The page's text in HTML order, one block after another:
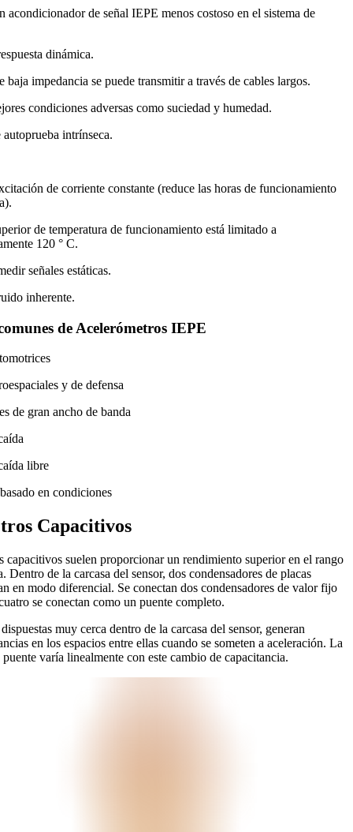
acondicionador de señal IEPE menos costoso en el sistema de
dinámica.
baja impedancia se puede transmitir a través de cables largos.
condiciones adversas como suciedad y humedad.
intrínseca.
de corriente constante (reduce las horas de funcionamiento
de temperatura de funcionamiento está limitado a
120 ° C.
señales estáticas.
inherente.
de Acelerómetros IEPE
y de defensa
de gran ancho de banda
libre
en condiciones
Capacitivos
capacitivos suelen proporcionar un rendimiento superior en el rango
Dentro de la carcasa del sensor, dos condensadores de placas
en modo diferencial. Se conectan dos condensadores de valor fijo
se conectan como un puente completo.
muy cerca dentro de la carcasa del sensor, generan
en los espacios entre ellas cuando se someten a aceleración. La
varía linealmente con este cambio de capacitancia.